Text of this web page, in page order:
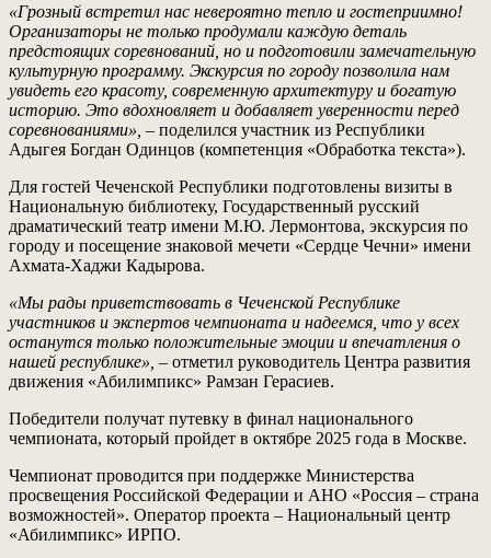
«Грозный встретил нас невероятно тепло и гостеприимно!
Организаторы не только продумали каждую деталь
предстоящих соревнований, но и подготовили замечательную
культурную программу. Экскурсия по городу позволила нам
увидеть его красоту, современную архитектуру и богатую
историю. Это вдохновляет и добавляет уверенности перед
соревнованиями», – поделился участник из Республики
Адыгея Богдан Одинцов (компетенция «Обработка текста»).
Для гостей Чеченской Республики подготовлены визиты в
Национальную библиотеку, Государственный русский
драматический театр имени М.Ю. Лермонтова, экскурсия по
городу и посещение знаковой мечети «Сердце Чечни» имени
Ахмата-Хаджи Кадырова.
«Мы рады приветствовать в Чеченской Республике
участников и экспертов чемпионата и надеемся, что у всех
останутся только положительные эмоции и впечатления о
нашей республике», – отметил руководитель Центра развития
движения «Абилимпикс» Рамзан Герасиев.
Победители получат путевку в финал национального
чемпионата, который пройдет в октябре 2025 года в Москве.
Чемпионат проводится при поддержке Министерства
просвещения Российской Федерации и АНО «Россия – страна
возможностей». Оператор проекта – Национальный центр
«Абилимпикс» ИРПО.